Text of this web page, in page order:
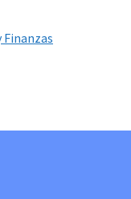
Finanzas